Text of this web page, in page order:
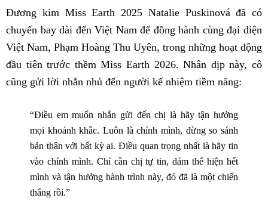
Đương kim Miss Earth 2025 Natalie Puskinová đã có
chuyến bay dài đến Việt Nam để đồng hành cùng đại diện
Việt Nam, Phạm Hoàng Thu Uyên, trong những hoạt động
đầu tiên trước thềm Miss Earth 2026. Nhân dịp này, cô
cũng gửi lời nhắn nhủ đến người kế nhiệm tiềm năng:
“Điều em muốn nhắn gửi đến chị là hãy tận hưởng
mọi khoảnh khắc. Luôn là chính mình, đừng so sánh
bản thân với bất kỳ ai. Điều quan trọng nhất là hãy tin
vào chính mình. Chỉ cần chị tự tin, dám thể hiện hết
mình và tận hưởng hành trình này, đó đã là một chiến
thắng rồi.”